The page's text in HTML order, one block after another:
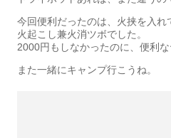
今回便利だったのは、火挟を入れ
火起こし兼火消ツボでした。
2000円もしなかったのに、便利な
また一緒にキャンプ行こうね。